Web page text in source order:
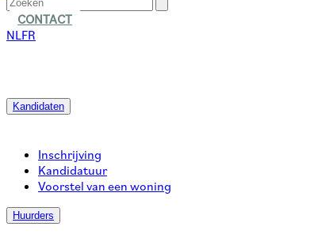
CONTACT
NLFR
Kandidaten
Inschrijving
Kandidatuur
Voorstel van een woning
Huurders